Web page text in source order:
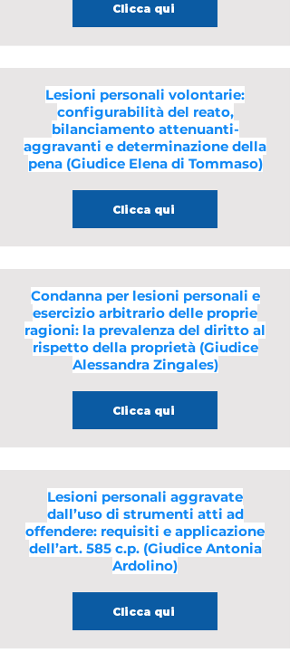
Clicca qui
Lesioni personali volontarie:
configurabilità del reato,
bilanciamento attenuanti-
aggravanti e determinazione della
pena (Giudice Elena di Tommaso)
Clicca qui
Condanna per lesioni personali e
esercizio arbitrario delle proprie
ragioni: la prevalenza del diritto al
rispetto della proprietà (Giudice
Alessandra Zingales)
Clicca qui
Lesioni personali aggravate
dall’uso di strumenti atti ad
offendere: requisiti e applicazione
dell’art. 585 c.p. (Giudice Antonia
Ardolino)
Clicca qui